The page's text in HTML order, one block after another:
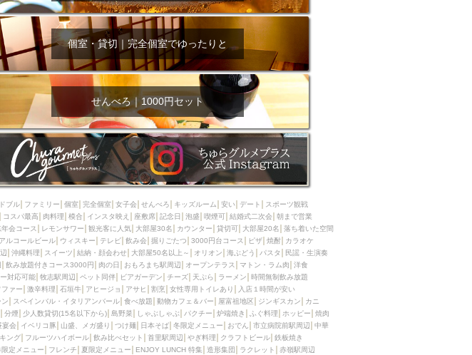
し 燻製料理
美栄橋駅周辺
オープンテラス マトン・ラム肉
洋食
夜景・景色◎ 夜12時以降入店可
サプライズ
ーデン 天ぷら
時間無制飲み放題
ン 立ち飲み 5000円以上コース 地中海料理
鍋
割烹 女性専用トイレあり
入店１時間が安い
炭火焼 ペイディ（給料日）
野菜巻き串
動物カフェ＆バー 屋富祖地区
ジンギスカン
ック 熱燗 生け簀 獺祭 イタリアン
古島駅周辺
しゃぶしゃぶ パクチー 炉端焼き
ふぐ料理
ィング 58KACHA-SEA
バイキング（ビュッフェ）
盛り つけ麺 日本そば 冬限定メニュー
おでん
ガニック プレミアムフライデー
牛串焼き
ボール 飲み比べセット 首里駅周辺
やぎ料理
チーズタッカルビ 奥武山公園駅周辺
小禄駅周辺
チ 夏限定メニュー ENJOY LUNCH 特集
造形集団
儀保駅周辺
個室・貸切｜完全個室でゆったりと
せんべろ｜1000円セット
ブル ファミリー 個室 完全個室 女子会 せんべろ キッズルーム 安い デート
スポーツ観戦
コスパ最高 肉料理 模合 インスタ映え 座敷席 記念日 泡盛 喫煙可 結婚式二次会 朝まで営業
年会コース レモンサワー 観光客に人気 大部屋30名 カウンター 貸切可 大部屋20名
落ち着いた空間
ルコールビール ウィスキー テレビ 飲み会 掘りごたつ 3000円台コース ピザ 焼酎
カラオケ
沖縄料理 スイーツ 結納・顔会わせ 大部屋50名以上～ オリオン 海ぶどう パスタ
民謡・生演奏
飲み放題付きコース3000円 肉の日 おもろまち駅周辺 オープンテラス マトン・ラム肉
洋食
対応可能 牧志駅周辺 ペット同伴 ビアガーデン チーズ 天ぷら ラーメン
時間無制飲み放題
ファー 激辛料理 石垣牛 アヒージョ アサヒ 割烹 女性専用トイレあり
入店１時間が安い
ン スペインバル・イタリアンバール 食べ放題 動物カフェ＆バー 屋富祖地区 ジンギスカン
カニ
分煙 少人数貸切(15名以下から) 島野菜 しゃぶしゃぶ パクチー 炉端焼き ふぐ料理 ホッピー
焼肉
宴会 イベリコ豚 山盛、メガ盛り つけ麺 日本そば 冬限定メニュー おでん 市立病院前駅周辺
中華
ング フルーツハイボール 飲み比べセット 首里駅周辺 やぎ料理 クラフトビール 鉄板焼き
限定メニュー フレンチ 夏限定メニュー ENJOY LUNCH 特集 造形集団 ラクレット 赤嶺駅周辺